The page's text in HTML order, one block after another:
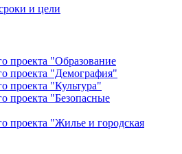
и цели
проекта "Образование
проекта "Демография"
проекта "Культура"
проекта "Безопасные
проекта "Жилье и городская